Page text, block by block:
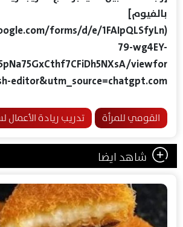
بالفيوم]
forms/d/e/1FAIpQLSfyLn
79-wg4EY-
viewfor
editor&utm_source=chatgpt.com)
القومي للمرأة تدريب ريادة الأعمال
شاهد ايضا